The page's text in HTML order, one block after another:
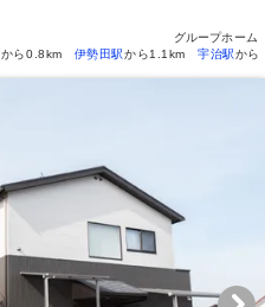
グループホーム
から0.8km 伊勢田駅から1.1km 宇治駅から